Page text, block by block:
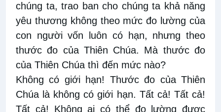
chúng ta, trao ban cho chúng ta khả năng
yêu thương không theo mức đo lường của
con người vốn luôn có hạn, nhưng theo
thước đo của Thiên Chúa. Mà thước đo
của Thiên Chúa thì đến mức nào?
Không có giới hạn! Thước đo của Thiên
Chúa là không có giới hạn. Tất cả! Tất cả!
Tất cả! Không ai có thể đo lường được